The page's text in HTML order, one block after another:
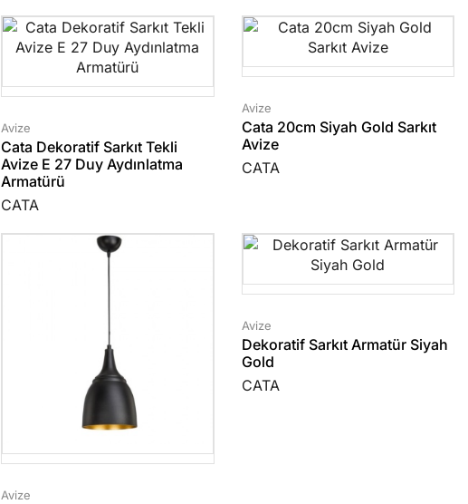
Avize
Cata Dekoratif Sarkıt Tekli
Avize E 27 Duy Aydınlatma
Armatürü
CATA
Avize
Cata 20cm Siyah Gold Sarkıt
Avize
CATA
Avize
Avize
Dekoratif Sarkıt Armatür Siyah
Gold
CATA